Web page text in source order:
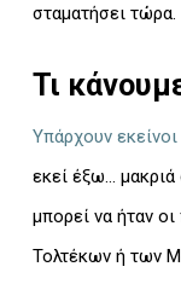
σταματήσει τώρα.
Τι
Υπάρχουν εκείνοι
εκεί έξω…
μπορεί να ήταν
Τολτέκων ή των